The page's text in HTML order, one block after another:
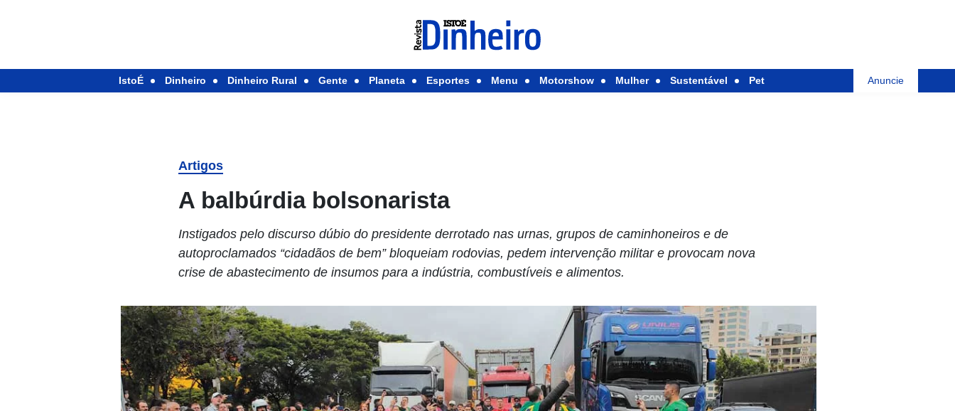
IstoÉ Dinheiro Dinheiro Rural Gente Planeta Esportes Menu Motorshow Mulher Sustentável Pet Anuncie
Artigos
A balbúrdia bolsonarista
Instigados pelo discurso dúbio do presidente derrotado nas urnas, grupos de caminhoneiros e de
autoproclamados “cidadãos de bem” bloqueiam rodovias, pedem intervenção militar e provocam nova
crise de abastecimento de insumos para a indústria, combustíveis e alimentos.